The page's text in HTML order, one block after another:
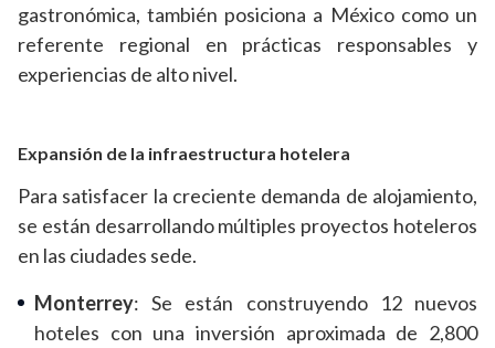
gastronómica, también posiciona a México como un
referente regional en prácticas responsables y
experiencias de alto nivel.
Expansión de la infraestructura hotelera
Para satisfacer la creciente demanda de alojamiento,
se están desarrollando múltiples proyectos hoteleros
en las ciudades sede.
Monterrey: Se están construyendo 12 nuevos
hoteles con una inversión aproximada de 2,800